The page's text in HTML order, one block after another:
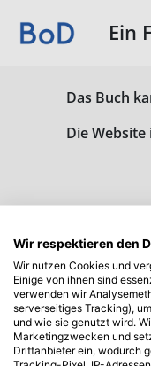
Ein
Das Buch
Die
Wir respektieren den
Wir nutzen Cookies und
Einige von ihnen sind
verwenden wir
serverseitiges Tracking),
und wie sie genutzt wird.
Marketingzwecken und
Drittanbieter ein, wodurch